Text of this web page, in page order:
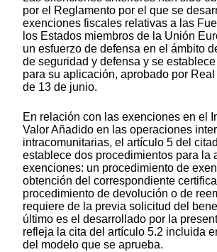
por el Reglamento por el que se
exenciones fiscales relativas a las
los Estados miembros de la Unión
un esfuerzo de defensa en el ámbito
de seguridad y defensa y se
para su aplicación, aprobado por
de 13 de junio.
En relación con las exenciones en el
Valor Añadido en las operaciones
intracomunitarias, el artículo 5 del
establece dos procedimientos para la
exenciones: un procedimiento de
obtención del correspondiente
procedimiento de devolución o de
requiere de la previa solicitud del
último es el desarrollado por la
refleja la cita del artículo 5.2 incluida
del modelo que se aprueba.